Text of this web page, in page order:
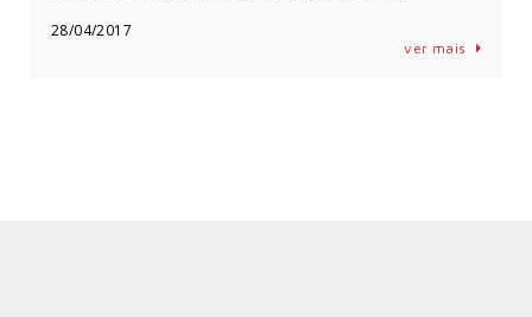
28/04/2017
ver mais